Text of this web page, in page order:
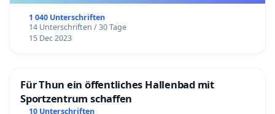
1 040 Unterschriften
14 Unterschriften / 30 Tage
15 Dec 2023
Für Thun ein öffentliches Hallenbad mit
Sportzentrum schaffen
10 Unterschriften